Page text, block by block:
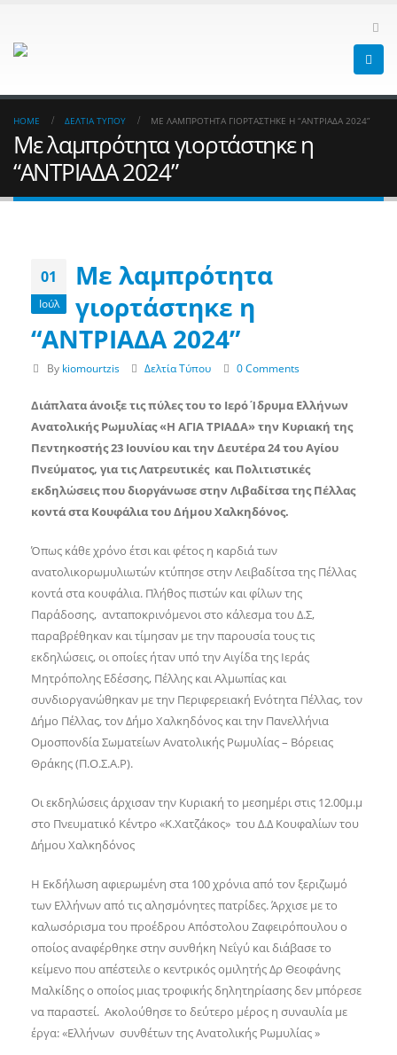
HOME ΔΕΛΤΊΑ ΤΎΠΟΥ ΜΕ ΛΑΜΠΡΌΤΗΤΑ ΓΙΟΡΤΆΣΤΗΚΕ Η “ΑΝΤΡΙΑΔΑ 2024”
Με λαμπρότητα γιορτάστηκε η
“ΑΝΤΡΙΑΔΑ 2024”
01
Ιούλ
Με λαμπρότητα
γιορτάστηκε η
“ΑΝΤΡΙΑΔΑ 2024”
By kiomourtzis Δελτία Τύπου 0 Comments
Διάπλατα άνοιξε τις πύλες του το Ιερό Ίδρυμα Ελλήνων
Ανατολικής Ρωμυλίας «Η ΑΓΙΑ ΤΡΙΑΔΑ» την Κυριακή της
Πεντηκοστής 23 Ιουνίου και την Δευτέρα 24 του Αγίου
Πνεύματος, για τις Λατρευτικές και Πολιτιστικές
εκδηλώσεις που διοργάνωσε στην Λιβαδίτσα της Πέλλας
κοντά στα Κουφάλια του Δήμου Χαλκηδόνος.
Όπως κάθε χρόνο έτσι και φέτος η καρδιά των
ανατολικορωμυλιωτών κτύπησε στην Λειβαδίτσα της Πέλλας
κοντά στα κουφάλια. Πλήθος πιστών και φίλων της
Παράδοσης, ανταποκρινόμενοι στο κάλεσμα του Δ.Σ,
παραβρέθηκαν και τίμησαν με την παρουσία τους τις
εκδηλώσεις, οι οποίες ήταν υπό την Αιγίδα της Ιεράς
Μητρόπολης Εδέσσης, Πέλλης και Αλμωπίας και
συνδιοργανώθηκαν με την Περιφερειακή Ενότητα Πέλλας, τον
Δήμο Πέλλας, τον Δήμο Χαλκηδόνος και την Πανελλήνια
Ομοσπονδία Σωματείων Ανατολικής Ρωμυλίας – Βόρειας
Θράκης (Π.Ο.Σ.Α.Ρ).
Οι εκδηλώσεις άρχισαν την Κυριακή το μεσημέρι στις 12.00μ.μ
στο Πνευματικό Κέντρο «Κ.Χατζάκος» του Δ.Δ Κουφαλίων του
Δήμου Χαλκηδόνος
Η Εκδήλωση αφιερωμένη στα 100 χρόνια από τον ξεριζωμό
των Ελλήνων από τις αλησμόνητες πατρίδες. Άρχισε με το
καλωσόρισμα του προέδρου Απόστολου Ζαφειρόπουλου ο
οποίος αναφέρθηκε στην συνθήκη Νεΐγύ και διάβασε το
κείμενο που απέστειλε ο κεντρικός ομιλητής Δρ Θεοφάνης
Μαλκίδης ο οποίος μιας τροφικής δηλητηρίασης δεν μπόρεσε
να παραστεί. Ακολούθησε το δεύτερο μέρος η συναυλία με
έργα: «Ελλήνων συνθέτων της Ανατολικής Ρωμυλίας »